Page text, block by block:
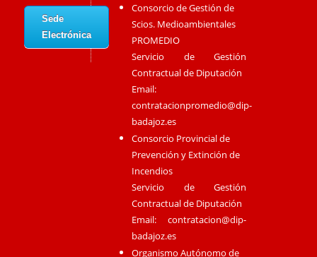
Sede
Electrónica
Consorcio de Gestión de
Scios. Medioambientales
PROMEDIO
Servicio de Gestión
Contractual de Diputación
Email:
contratacionpromedio@dip-
badajoz.es
Consorcio Provincial de
Prevención y Extinción de
Incendios
Servicio de Gestión
Contractual de Diputación
Email:contratacion@dip-
badajoz.es
Organismo Autónomo de